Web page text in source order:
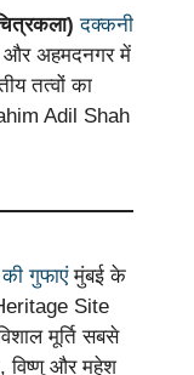
दक्कनी
और अहमदनगर में
तत्वों का
Adil Shah
गुफाएंमुंबई के
Site
मूर्ति सबसे
विष्णु और महेश